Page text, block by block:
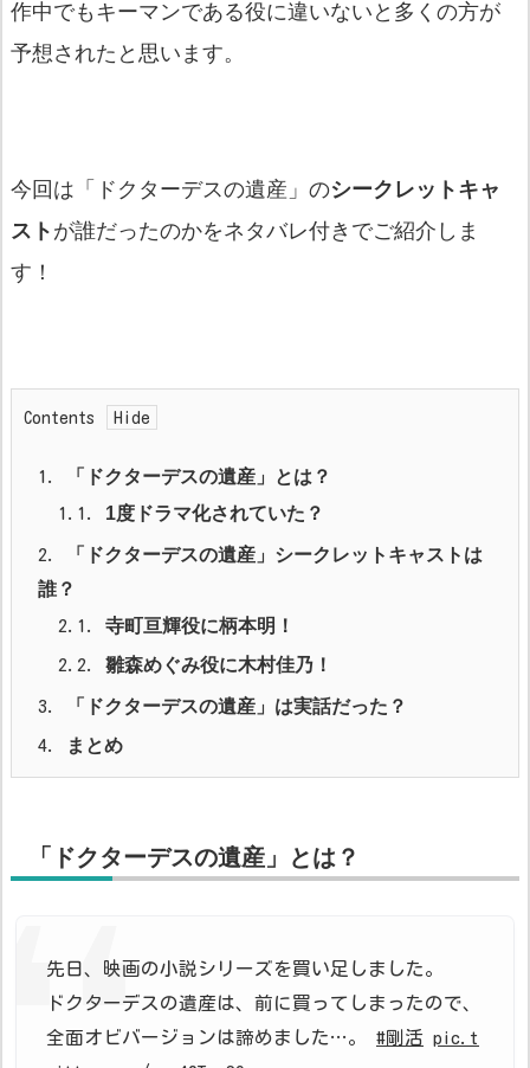
作中でもキーマンである役に違いないと多くの方が
予想されたと思います。
今回は「ドクターデスの遺産」のシークレットキャ
スト が誰だったのかをネタバレ付きでご紹介しま
す！
Contents
1. 「ドクターデスの遺産」とは？
1.1. 1度ドラマ化されていた？
2.
「ドクターデスの遺産」シークレットキャストは
誰？
2.1. 寺町亘輝役に柄本明！
2.2. 雛森めぐみ役に木村佳乃！
3. 「ドクターデスの遺産」は実話だった？
4. まとめ
「ドクターデスの遺産」とは？
先日、映画の小説シリーズを買い足しました。
ドクターデスの遺産は、前に買ってしまったので、
全面オビバージョンは諦めました…。 #剛活 pic.t